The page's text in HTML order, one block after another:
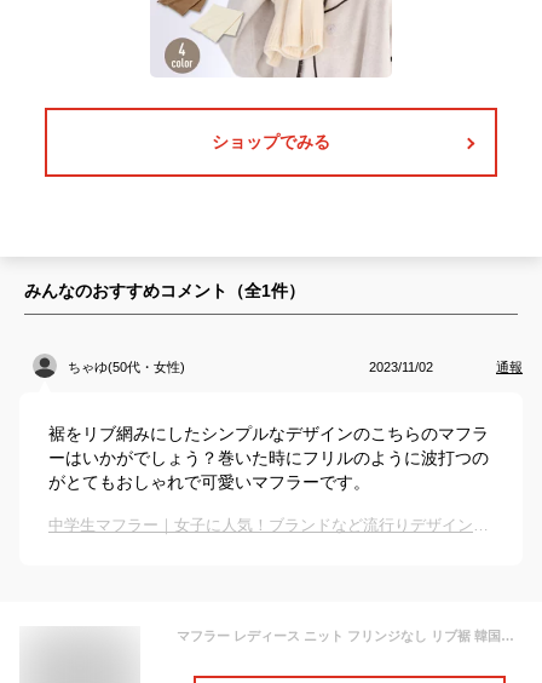
ショップでみる
みんなのおすすめコメント（全1件）
ちゃゆ(50代・女性) 2023/11/02 通報
裾をリブ網みにしたシンプルなデザインのこちらのマフラ
ーはいかがでしょう？巻いた時にフリルのように波打つの
がとてもおしゃれで可愛いマフラーです。
中学生マフラー｜女子に人気！ブランドなど流行りデザインのかわいいマフラーのおすすめは？
マフラー レディース ニット フリンジなし リブ裾 韓国っぽ カジュアル 秋冬 暖かい おしゃれ 女の子 定番 14+ 102353 / ista0040